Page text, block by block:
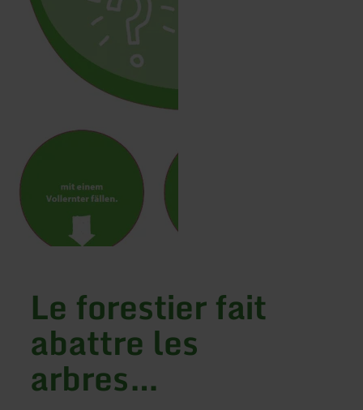
Le forestier fait
abattre les
arbres…